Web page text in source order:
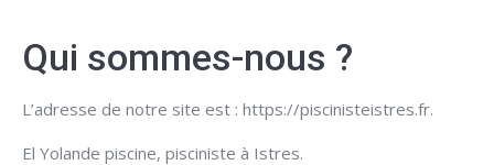
Qui sommes-nous ?
L’adresse de notre site est : https://piscinisteistres.fr.
El Yolande piscine, pisciniste à Istres.